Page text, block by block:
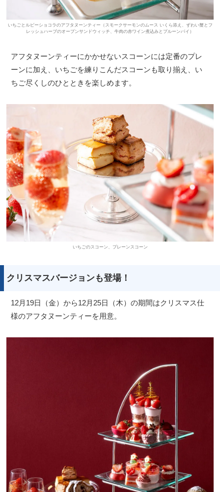
いちごとルビーショコラのアフタヌーンティー（スモークサーモンのムース いくら添え、ずわい蟹とフ
レッシュハーブのオープンサンドウィッチ、牛肉の赤ワイン煮込みとプルーンパイ）
アフタヌーンティーにかかせないスコーンには定番のプレ
ーンに加え、いちごを練りこんだスコーンも取り揃え、い
ちご尽くしのひとときを楽しめます。
いちごのスコーン、プレーンスコーン
クリスマスバージョンも登場！
12月19日（金）から12月25日（木）の期間はクリスマス仕
様のアフタヌーンティーを用意。